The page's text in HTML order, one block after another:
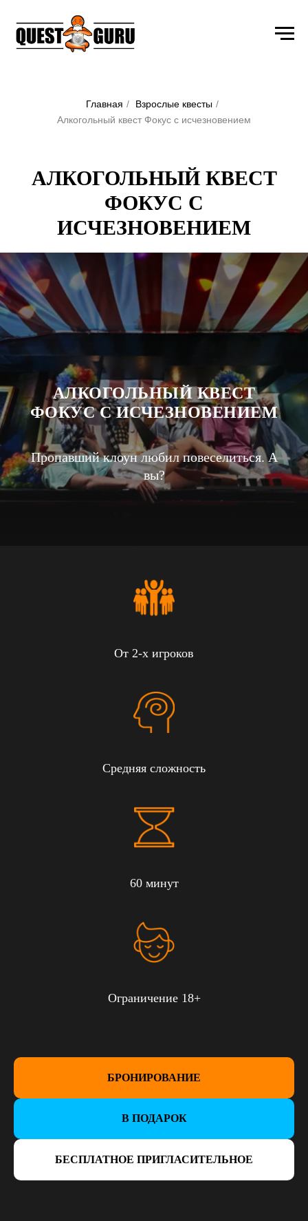
Главная / Взрослые квесты /
Алкогольный квест Фокус с исчезновением
АЛКОГОЛЬНЫЙ КВЕСТ
ФОКУС С
ИСЧЕЗНОВЕНИЕМ
АЛКОГОЛЬНЫЙ КВЕСТ
ФОКУС С ИСЧЕЗНОВЕНИЕМ
Пропавший клоун любил повеселиться. А
вы?
От 2-х игроков
Средняя сложность
60 минут
Ограничение 18+
БРОНИРОВАНИЕ
В ПОДАРОК
БЕСПЛАТНОЕ ПРИГЛАСИТЕЛЬНОЕ